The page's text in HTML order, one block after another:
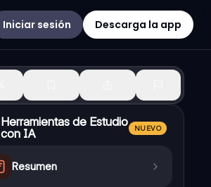
Iniciar sesión Descarga la app
Herramientas de Estudio
con IA
NUEVO
Resumen